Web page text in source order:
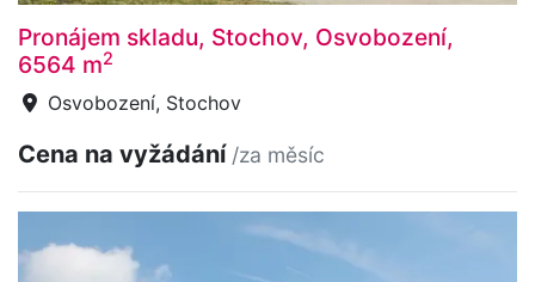
Pronájem skladu, Stochov, Osvobození,
6564 m2
Osvobození, Stochov
Cena na vyžádání /za měsíc